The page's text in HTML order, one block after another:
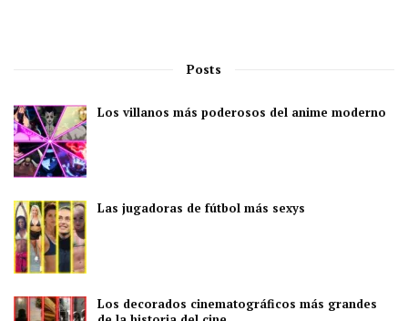
Posts
Los villanos más poderosos del anime moderno
Las jugadoras de fútbol más sexys
Los decorados cinematográficos más grandes